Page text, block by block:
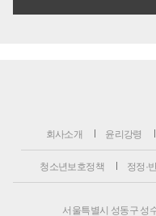
회사소개 윤리강령
청소년보호정책 정정·
서울특별시 성동구 성